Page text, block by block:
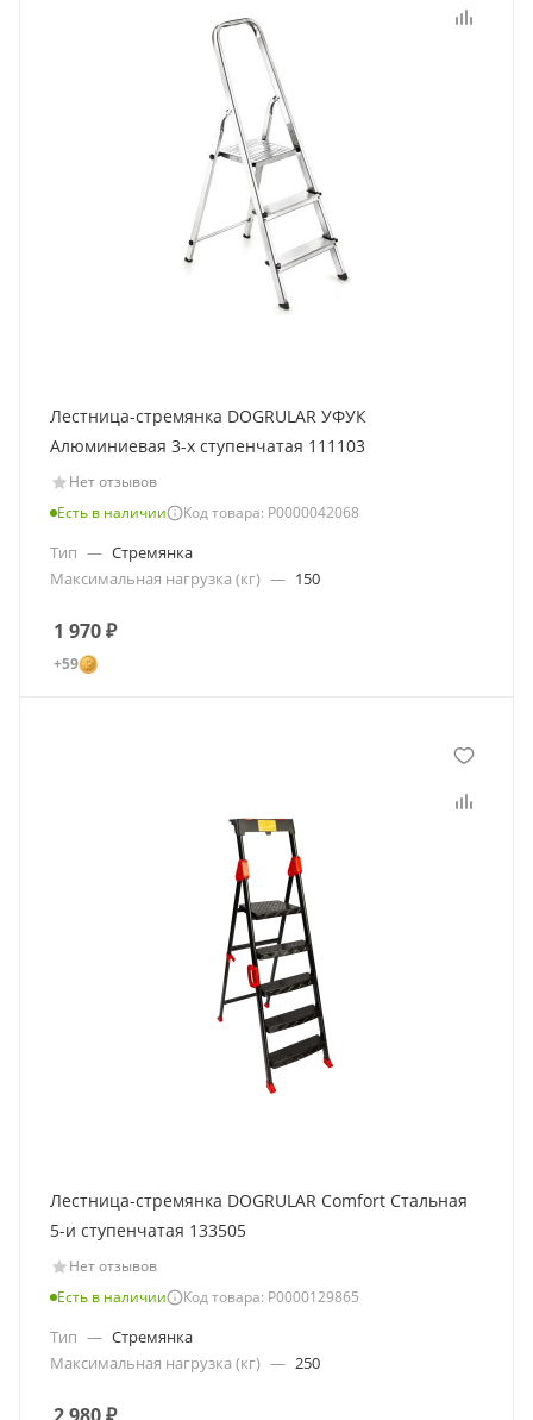
Лестница-стремянка DOGRULAR УФУК
Алюминиевая 3-х ступенчатая 111103
Нет отзывов
Есть в наличии
Код товара: Р0000042068
Тип — Стремянка
Максимальная нагрузка (кг) — 150
1 970₽
+59
Лестница-стремянка DOGRULAR Comfort Стальная
5-и ступенчатая 133505
Нет отзывов
Есть в наличии
Код товара: Р0000129865
Тип — Стремянка
Максимальная нагрузка (кг) — 250